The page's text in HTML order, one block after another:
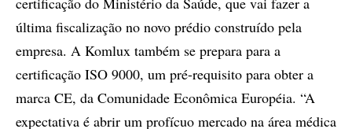
última fiscalização no novo prédio construído pela
empresa. A Komlux também se prepara para a
certificação ISO 9000, um pré-requisito para obter a
marca CE, da Comunidade Econômica Européia. “A
expectativa é abrir um profícuo mercado na área médica